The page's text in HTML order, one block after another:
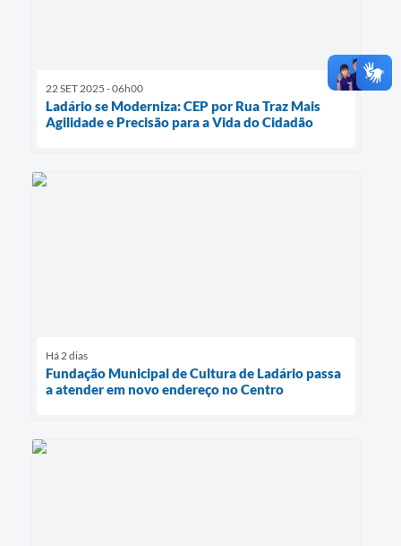
22 SET 2025 - 06h00
Ladário se Moderniza: CEP por Rua Traz Mais
Agilidade e Precisão para a Vida do Cidadão
Há 2 dias
Fundação Municipal de Cultura de Ladário passa
a atender em novo endereço no Centro